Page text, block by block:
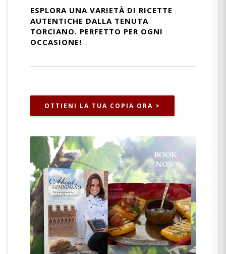
ESPLORA UNA VARIETÀ DI RICETTE
AUTENTICHE DALLA TENUTA
TORCIANO. PERFETTO PER OGNI
OCCASIONE!
OTTIENI LA TUA COPIA ORA >